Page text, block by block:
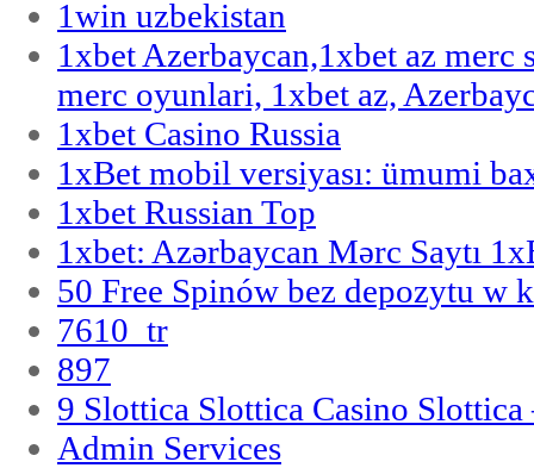
1win uzbekistan
1xbet Azerbaycan,1xbet az merc
merc oyunlari, 1xbet az,
1xbet Casino Russia
1xBet mobil versiyası: ümumi
1xbet Russian Top
1xbet: Azərbaycan Mərc Saytı
50 Free Spinów bez depozytu w
7610_tr
897
9 Slottica Slottica Casino Slottica
Admin Services